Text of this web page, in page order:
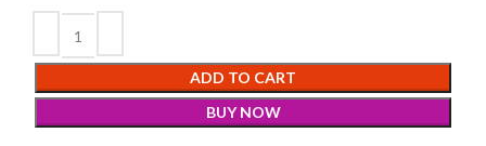
ADD TO CART
BUY NOW